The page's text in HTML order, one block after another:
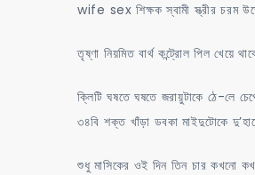
wife sex শিক্ষক স্বামী স্ত্রীর চরম
তৃষ্ণা নিয়মিত বার্থ কন্ট্রোল পিল খেয়ে
ক্লিটি ঘষতে ঘষতে জরায়ুটাকে ঠে-লে
৩৪বি শক্ত খাঁড়া ডবকা মাইদুটোকে
শুধু মাসিকের ওই দিন তিন চার কখনো